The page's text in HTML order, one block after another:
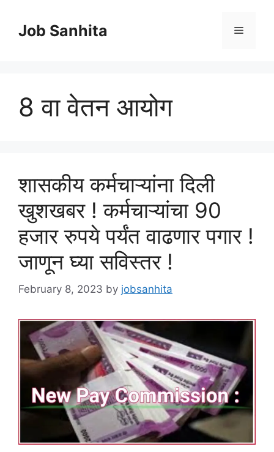
contentJob Sanhita Menu
8 वा वेतन आयोग
शासकीय कर्मचाऱ्यांना दिली
खुशखबर ! कर्मचाऱ्यांचा 90
हजार रुपये पर्यंत वाढणार पगार !
जाणून घ्या सविस्तर !
February 8, 2023 by jobsanhita